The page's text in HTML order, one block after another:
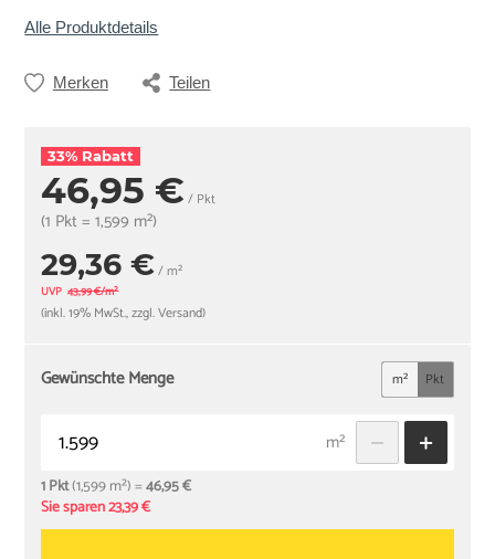
Alle Produktdetails
Merken Teilen
33% Rabatt
46,95 € / Pkt
(1 Pkt = 1,599 m²)
29,36 €/ m²
UVP 43,99 €/m²
(inkl. 19% MwSt., zzgl. Versand)
Gewünschte Menge m² Pkt
m²
1 Pkt(1,599 m²) =46,95 €
Sie sparen 23,39 €